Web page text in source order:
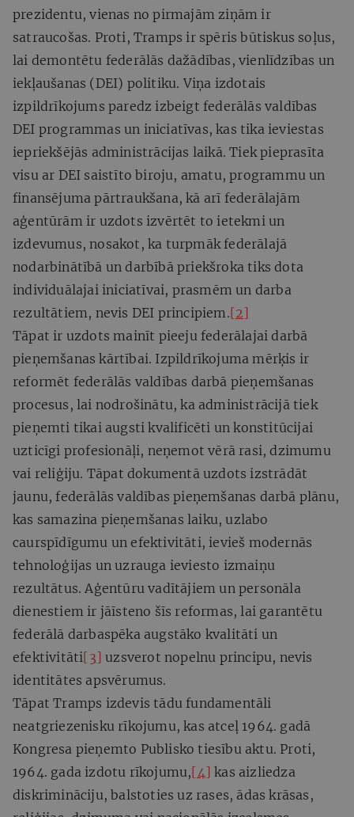
prezidentu, vienas no pirmajām ziņām ir
satraucošas. Proti, Tramps ir spēris būtiskus soļus,
lai demontētu federālās dažādības, vienlīdzības un
iekļaušanas (DEI) politiku. Viņa izdotais
izpildrīkojums paredz izbeigt federālās valdības
DEI programmas un iniciatīvas, kas tika ieviestas
iepriekšējās administrācijas laikā. Tiek pieprasīta
visu ar DEI saistīto biroju, amatu, programmu un
finansējuma pārtraukšana, kā arī federālajām
aģentūrām ir uzdots izvērtēt to ietekmi un
izdevumus, nosakot, ka turpmāk federālajā
nodarbinātībā un darbībā priekšroka tiks dota
individuālajai iniciatīvai, prasmēm un darba
rezultātiem, nevis DEI principiem.[2]
Tāpat ir uzdots mainīt pieeju federālajai darbā
pieņemšanas kārtībai. Izpildrīkojuma mērķis ir
reformēt federālās valdības darbā pieņemšanas
procesus, lai nodrošinātu, ka administrācijā tiek
pieņemti tikai augsti kvalificēti un konstitūcijai
uzticīgi profesionāļi, neņemot vērā rasi, dzimumu
vai reliģiju. Tāpat dokumentā uzdots izstrādāt
jaunu, federālās valdības pieņemšanas darbā plānu,
kas samazina pieņemšanas laiku, uzlabo
caurspīdīgumu un efektivitāti, ievieš modernās
tehnoloģijas un uzrauga ieviesto izmaiņu
rezultātus. Aģentūru vadītājiem un personāla
dienestiem ir jāīsteno šīs reformas, lai garantētu
federālā darbaspēka augstāko kvalitāti un
efektivitāti[3] uzsverot nopelnu principu, nevis
identitātes apsvērumus.
Tāpat Tramps izdevis tādu fundamentāli
neatgriezenisku rīkojumu, kas atceļ 1964. gadā
Kongresa pieņemto Publisko tiesību aktu. Proti,
1964. gada izdotu rīkojumu,[4] kas aizliedza
diskrimināciju, balstoties uz rases, ādas krāsas,